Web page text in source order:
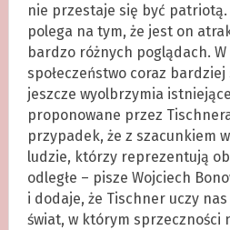
nie przestaje się być patriotą.
polega na tym, że jest on
bardzo różnych poglądach.
społeczeństwo coraz
jeszcze wyolbrzymia
proponowane przez
przypadek, że z szacunkiem
ludzie, którzy reprezentują
odległe – pisze Wojciech
i dodaje, że Tischner uczy
świat, w którym sprzeczności